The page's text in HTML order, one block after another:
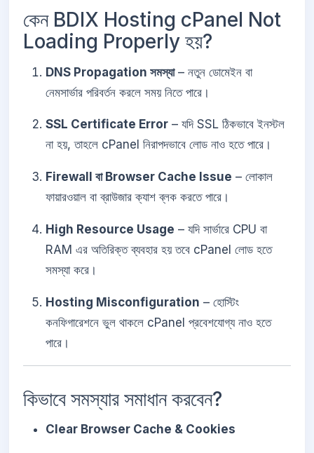
কেন BDIX Hosting cPanel Not
Loading Properly হয়?
DNS Propagation সমস্যা– নতুন ডোমেইন বা
নেমসার্ভার পরিবর্তন করলে সময় নিতে পারে।
SSL Certificate Error – যদি SSL ঠিকভাবে ইনস্টল
না হয়, তাহলে cPanel নিরাপদভাবে লোড নাও হতে পারে।
Firewall বা Browser Cache Issue – লোকাল
ফায়ারওয়াল বা ব্রাউজার ক্যাশ ব্লক করতে পারে।
High Resource Usage – যদি সার্ভারে CPU বা
RAM এর অতিরিক্ত ব্যবহার হয় তবে cPanel লোড হতে
সমস্যা করে।
Hosting Misconfiguration – হোস্টিং
কনফিগারেশনে ভুল থাকলে cPanel প্রবেশযোগ্য নাও হতে
পারে।
কিভাবে সমস্যার সমাধান করবেন?
Clear Browser Cache & Cookies